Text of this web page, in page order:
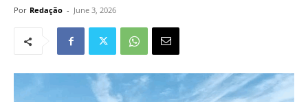
Por Redação - June 3, 2026